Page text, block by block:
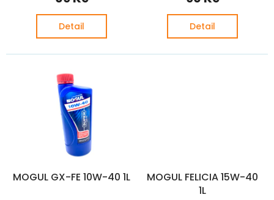
Detail Detail
MOGUL GX-FE 10W-40 1L
MOGUL FELICIA 15W-40
1L